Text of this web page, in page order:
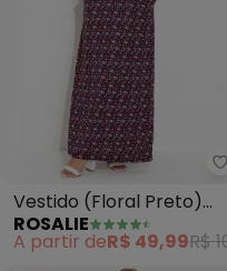
Vestido (Floral Preto)
com Bolsos
ROSALIE
A partir deR$ 49,99R$